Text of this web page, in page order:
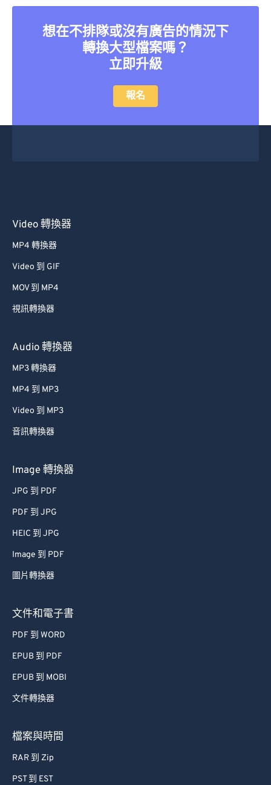
想在不排隊或沒有廣告的情況下
轉換大型檔案嗎？
立即升級
報名
Video 轉換器
MP4 轉換器
Video 到 GIF
MOV 到 MP4
視訊轉換器
Audio 轉換器
MP3 轉換器
MP4 到 MP3
Video 到 MP3
音訊轉換器
Image 轉換器
JPG 到 PDF
PDF 到 JPG
HEIC 到 JPG
Image 到 PDF
圖片轉換器
文件和電子書
PDF 到 WORD
EPUB 到 PDF
EPUB 到 MOBI
文件轉換器
檔案與時間
RAR 到 Zip
PST 到 EST